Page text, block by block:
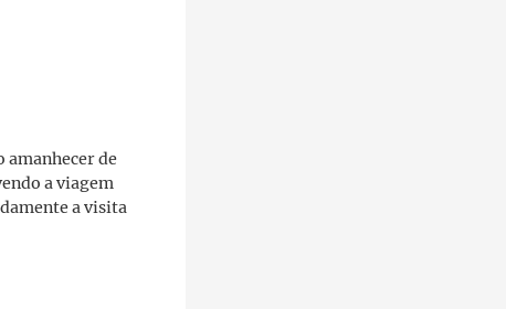
amanhecer de
a viagem
a visita